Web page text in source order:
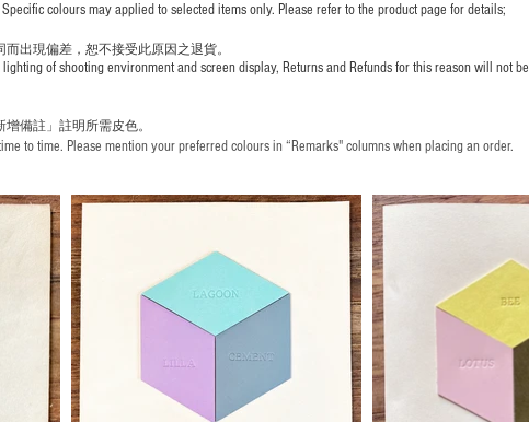
colours may applied to selected items only. Please refer to the product page for details;
而出現偏差，恕不接受此原因之退貨。
of shooting environment and screen display, Returns and Refunds for this reason will not be
增備註」註明 所需皮色。
to time. Please mention your preferred colours in “Remarks" columns when placing an order.